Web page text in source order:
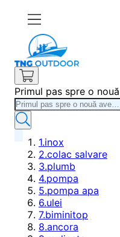
Primul pas spre o
1.inox
2.colac salvare
3.plumb
4.pompa
5.pompa apa
6.ulei
7.biminitop
8.ancora